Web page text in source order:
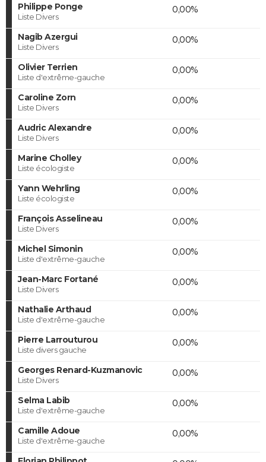
Philippe Ponge
Liste Divers
0,00%
Nagib Azergui
Liste Divers
0,00%
Olivier Terrien
Liste d'extrême-gauche
0,00%
Caroline Zorn
Liste Divers
0,00%
Audric Alexandre
Liste Divers
0,00%
Marine Cholley
Liste écologiste
0,00%
Yann Wehrling
Liste écologiste
0,00%
François Asselineau
Liste Divers
0,00%
Michel Simonin
Liste d'extrême-gauche
0,00%
Jean-Marc Fortané
Liste Divers
0,00%
Nathalie Arthaud
Liste d'extrême-gauche
0,00%
Pierre Larrouturou
Liste divers gauche
0,00%
Georges Renard-Kuzmanovic
Liste Divers
0,00%
Selma Labib
Liste d'extrême-gauche
0,00%
Camille Adoue
Liste d'extrême-gauche
0,00%